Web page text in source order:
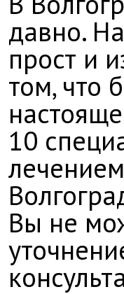
давно.
прост и
том, что
10
Вы не